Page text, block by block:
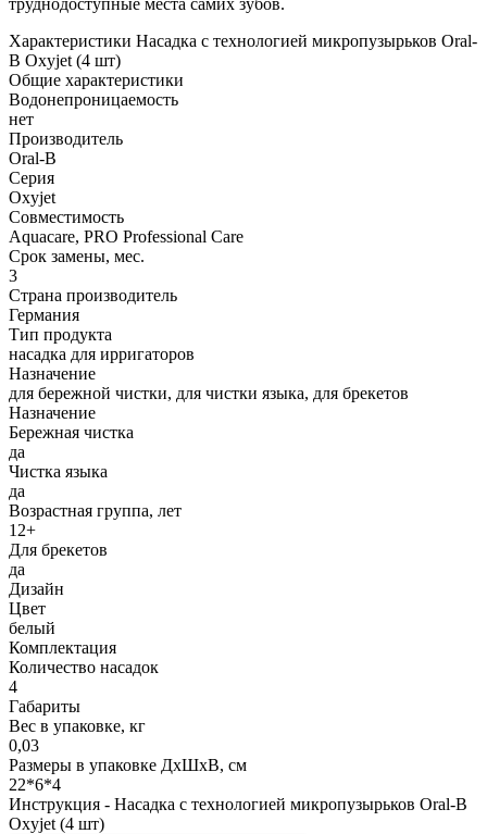
Характеристики Насадка с технологией микропузырьков Oral-
B Oxyjet (4 шт)
Общие характеристики
Водонепроницаемость
нет
Производитель
Oral-B
Серия
Oxyjet
Совместимость
Aquacare, PRO Professional Care
Срок замены, мес.
3
Страна производитель
Германия
Тип продукта
насадка для ирригаторов
Назначение
для бережной чистки, для чистки языка, для брекетов
Назначение
Бережная чистка
да
Чистка языка
да
Возрастная группа, лет
12+
Для брекетов
да
Дизайн
Цвет
белый
Комплектация
Количество насадок
4
Габариты
Вес в упаковке, кг
0,03
Размеры в упаковке ДxШxВ, см
22*6*4
Инструкция - Насадка с технологией микропузырьков Oral-B
Oxyjet (4 шт)